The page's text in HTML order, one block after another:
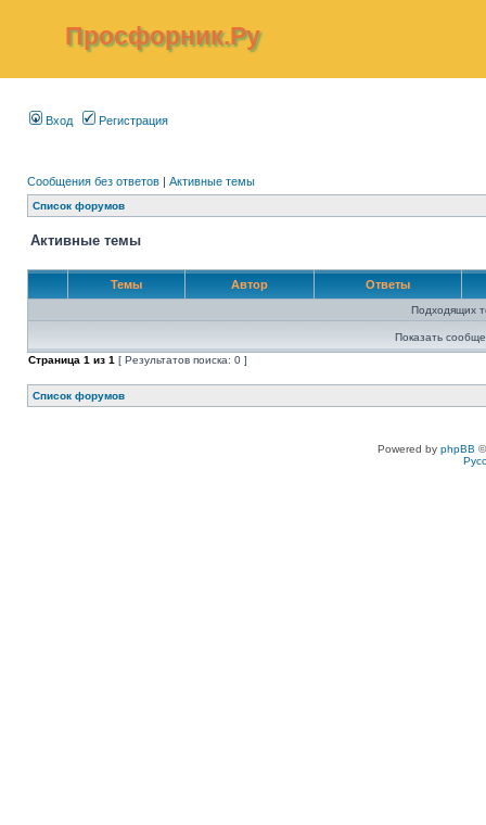
Просфорник.Ру
Вход Регистрация
Сообщения без ответов | Активные темы
Список форумов
Активные темы
Темы Автор Ответы
Подходящих
Показать
Страница 1 из 1 [ Результатов поиска: 0 ]
Список форумов
Powered by phpBB